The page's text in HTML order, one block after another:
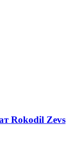
Rokodil Zevs